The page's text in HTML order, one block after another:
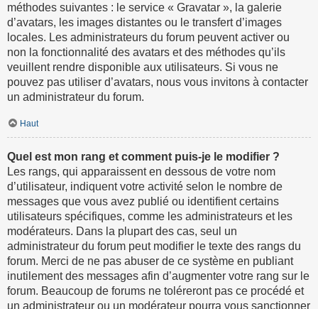
méthodes suivantes : le service « Gravatar », la galerie
d’avatars, les images distantes ou le transfert d’images
locales. Les administrateurs du forum peuvent activer ou
non la fonctionnalité des avatars et des méthodes qu’ils
veuillent rendre disponible aux utilisateurs. Si vous ne
pouvez pas utiliser d’avatars, nous vous invitons à contacter
un administrateur du forum.
Haut
Quel est mon rang et comment puis-je le modifier ?
Les rangs, qui apparaissent en dessous de votre nom
d’utilisateur, indiquent votre activité selon le nombre de
messages que vous avez publié ou identifient certains
utilisateurs spécifiques, comme les administrateurs et les
modérateurs. Dans la plupart des cas, seul un
administrateur du forum peut modifier le texte des rangs du
forum. Merci de ne pas abuser de ce système en publiant
inutilement des messages afin d’augmenter votre rang sur le
forum. Beaucoup de forums ne toléreront pas ce procédé et
un administrateur ou un modérateur pourra vous sanctionner